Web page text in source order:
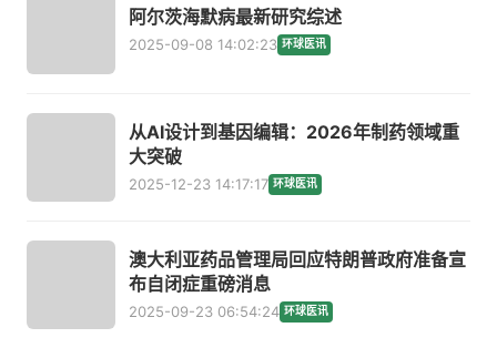
阿尔茨海默病最新研究综述
2025-09-08 14:02:23 环球医讯
从AI设计到基因编辑：2026年制药领域重
大突破
2025-12-23 14:17:17 环球医讯
澳大利亚药品管理局回应特朗普政府准备宣
布自闭症重磅消息
2025-09-23 06:54:24 环球医讯